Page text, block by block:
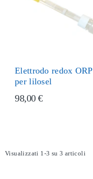
Elettrodo redox ORP
per lilosel
98,00 €
Visualizzati 1-3 su 3 articoli